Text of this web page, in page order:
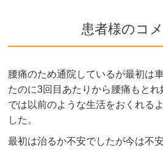
患者様のコ
腰痛のため通院しているが最初は
たのに3回目あたりから腰痛もと
では以前のような生活をおくれる
した。
最初は治るか不安でしたが今は不